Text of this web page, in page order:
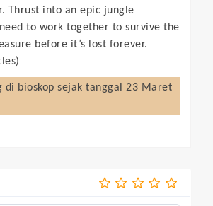
Thrust into an epic jungle
to work together to survive the
before it’s lost forever.
di bioskop sejak tanggal 23 Maret